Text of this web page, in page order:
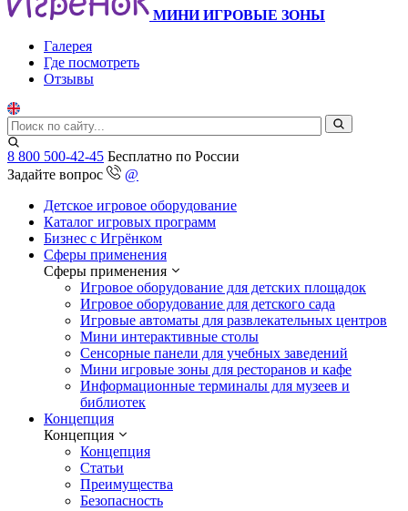
МИНИ ИГРОВЫЕ ЗОНЫ
Галерея
Где посмотреть
Отзывы
8 800 500-42-45 Бесплатно по России
Задайте вопрос
@
Детское игровое оборудование
Каталог игровых программ
Бизнес с Игрёнком
Сферы применения
Сферы применения
Игровое оборудование для детских площадок
Игровое оборудование для детского сада
Игровые автоматы для развлекательных центров
Мини интерактивные столы
Сенсорные панели для учебных заведений
Мини игровые зоны для ресторанов и кафе
Информационные терминалы для музеев и
библиотек
Концепция
Концепция
Концепция
Статьи
Преимущества
Безопасность